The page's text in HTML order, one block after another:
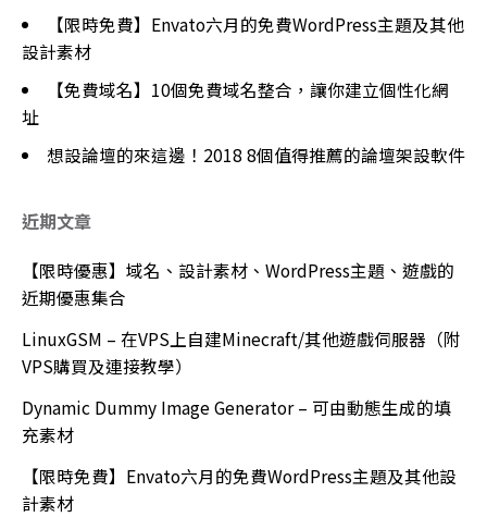
【限時免費】Envato六月的免費WordPress主題及其他
設計素材
【免費域名】10個免費域名整合，讓你建立個性化網
址
想設論壇的來這邊！2018 8個值得推薦的論壇架設軟件
近期文章
【限時優惠】域名、設計素材、WordPress主題、遊戲的
近期優惠集合
LinuxGSM – 在VPS上自建Minecraft/其他遊戲伺服器（附
VPS購買及連接教學）
Dynamic Dummy Image Generator – 可由動態生成的填
充素材
【限時免費】Envato六月的免費WordPress主題及其他設
計素材